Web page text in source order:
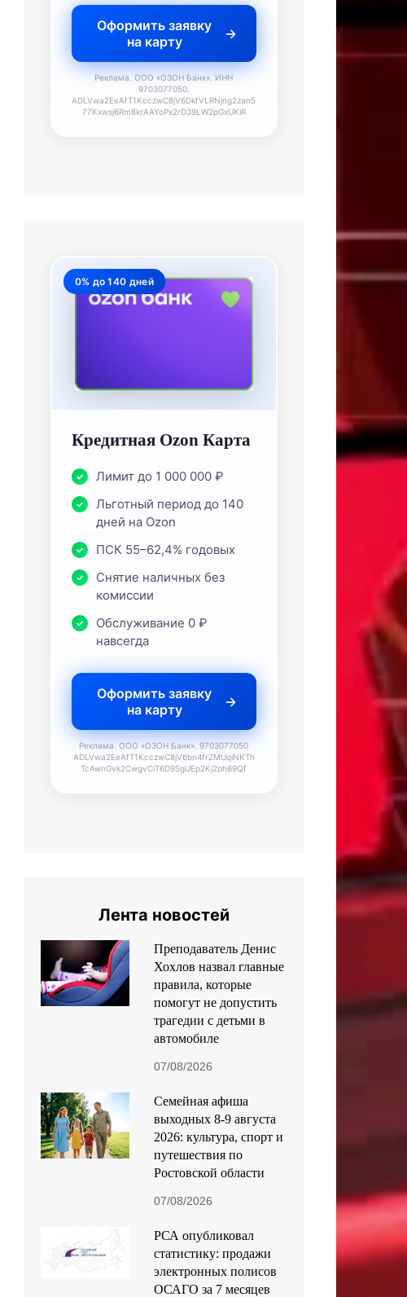
Оформить заявку
на карту
Реклама. ООО «ОЗОН Банк». ИНН
9703077050.
ADLVwa2EeAfT1KcczwC8jV6DkfVLRNjng2zan5
77Kxwsj6Rm8krAAYoPx2rD39LW2pGxUKiR
0% до 140 дней
Кредитная Ozon Карта
Лимит до 1 000 000 ₽
Льготный период до 140
дней на Ozon
ПСК 55–62,4% годовых
Снятие наличных без
комиссии
Обслуживание 0 ₽
навсегда
Оформить заявку
на карту
Реклама. ООО «ОЗОН Банк». 9703077050
ADLVwa2EeAfT1KcczwC8jV6bn4frZMUqiNKTh
TcAwnGvk2CwgvCiT6D9SgiJEp2Kj2ph69Qf
Лента новостей
Преподаватель Денис
Хохлов назвал главные
правила, которые
помогут не допустить
трагедии с детьми в
автомобиле
07/08/2026
Семейная афиша
выходных 8-9 августа
2026: культура, спорт и
путешествия по
Ростовской области
07/08/2026
РСА опубликовал
статистику: продажи
электронных полисов
ОСАГО за 7 месяцев